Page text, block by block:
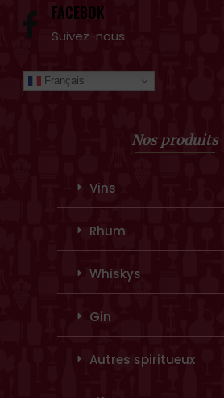
FACEBOK
Suivez-nous
Français
Nos produits
Vins
Rhum
Whiskys
Gin
Autres spiritueux